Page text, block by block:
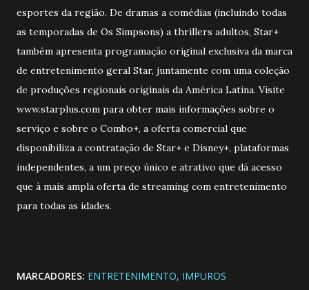
esportes da região. De dramas a comédias (incluindo todas
as temporadas de Os Simpsons) a thrillers adultos, Star+
também apresenta programação original exclusiva da marca
de entretenimento geral Star, juntamente com uma coleção
de produções regionais originais da América Latina. Visite
www.starplus.com para obter mais informações sobre o
serviço e sobre o Combo+, a oferta comercial que
disponibiliza a contratação de Star+ e Disney+, plataformas
independentes, a um preço único e atrativo que dá acesso
que à mais ampla oferta de streaming com entretenimento
para todas as idades.
MARCADORES: ENTRETENIMENTO IMPUROS